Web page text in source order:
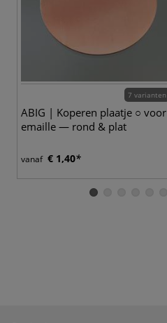
7 varianten
ABIG | Koperen plaatje ○ voor
emaille — rond & plat
vanaf € 1,40